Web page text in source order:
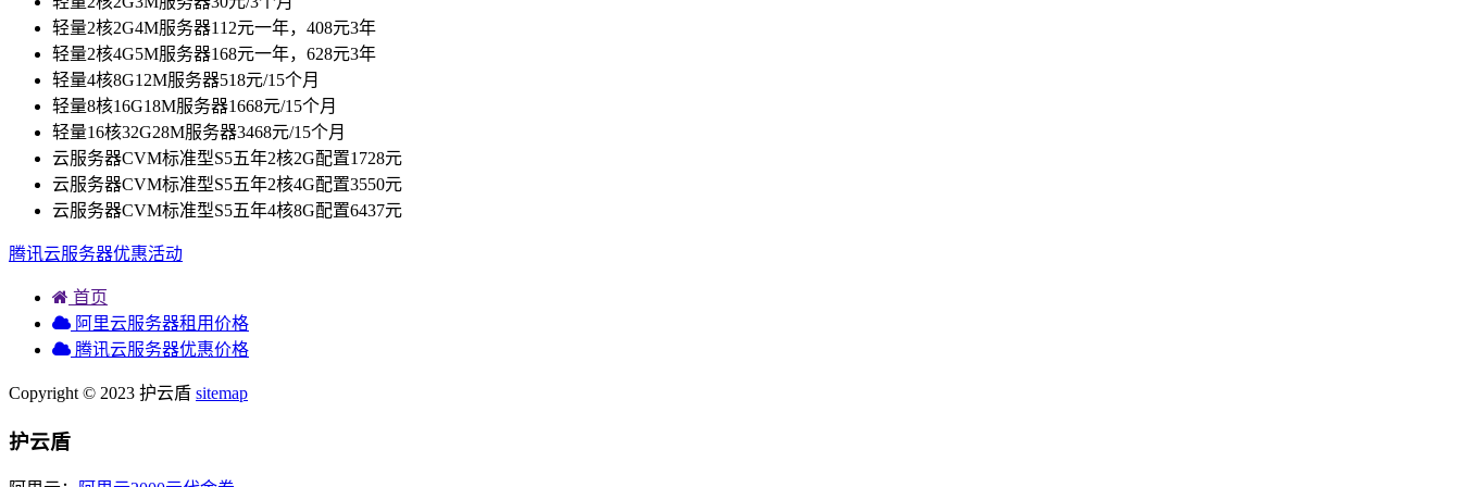
轻量2核2G4M服务器112元一年，408元3年
轻量2核4G5M服务器168元一年，628元3年
轻量4核8G12M服务器518元/15个月
轻量8核16G18M服务器1668元/15个月
轻量16核32G28M服务器3468元/15个月
云服务器CVM标准型S5五年2核2G配置1728元
云服务器CVM标准型S5五年2核4G配置3550元
云服务器CVM标准型S5五年4核8G配置6437元
腾讯云服务器优惠活动
首页
阿里云服务器租用价格
腾讯云服务器优惠价格
Copyright © 2023 护云盾 sitemap
护云盾